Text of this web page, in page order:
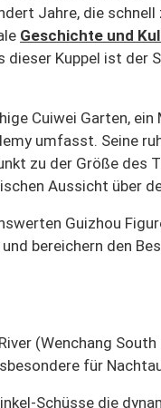
Jahre, die schnell
Geschichte und
dieser Kuppel ist der
Cuiwei Garten,
umfasst. Seine
zu der Größe des
Aussicht über
Guizhou
bereichern den
(Wenchang
für
Schüsse die